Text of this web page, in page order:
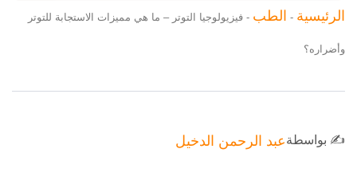
الرئيسية - الطب - فيزيولوجيا التوتر – ما هي مميزات الاستجابة للتوتر
وأضراره؟
✍️ بواسطةعبد الرحمن الدخيل